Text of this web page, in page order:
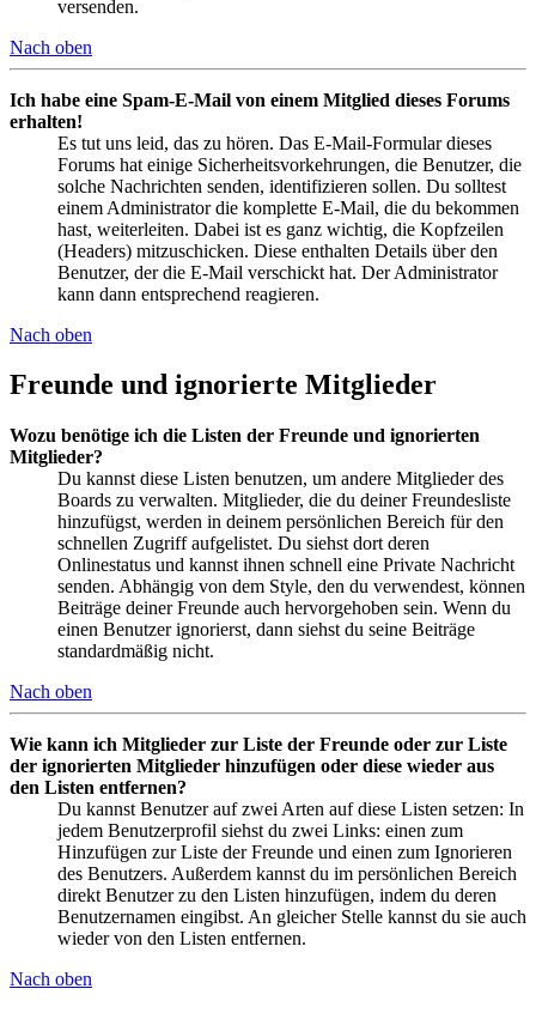
versenden.
Nach oben
Ich habe eine Spam-E-Mail von einem Mitglied dieses Forums
erhalten!
Es tut uns leid, das zu hören. Das E-Mail-Formular dieses
Forums hat einige Sicherheitsvorkehrungen, die Benutzer, die
solche Nachrichten senden, identifizieren sollen. Du solltest
einem Administrator die komplette E-Mail, die du bekommen
hast, weiterleiten. Dabei ist es ganz wichtig, die Kopfzeilen
(Headers) mitzuschicken. Diese enthalten Details über den
Benutzer, der die E-Mail verschickt hat. Der Administrator
kann dann entsprechend reagieren.
Nach oben
Freunde und ignorierte Mitglieder
Wozu benötige ich die Listen der Freunde und ignorierten
Mitglieder?
Du kannst diese Listen benutzen, um andere Mitglieder des
Boards zu verwalten. Mitglieder, die du deiner Freundesliste
hinzufügst, werden in deinem persönlichen Bereich für den
schnellen Zugriff aufgelistet. Du siehst dort deren
Onlinestatus und kannst ihnen schnell eine Private Nachricht
senden. Abhängig von dem Style, den du verwendest, können
Beiträge deiner Freunde auch hervorgehoben sein. Wenn du
einen Benutzer ignorierst, dann siehst du seine Beiträge
standardmäßig nicht.
Nach oben
Wie kann ich Mitglieder zur Liste der Freunde oder zur Liste
der ignorierten Mitglieder hinzufügen oder diese wieder aus
den Listen entfernen?
Du kannst Benutzer auf zwei Arten auf diese Listen setzen: In
jedem Benutzerprofil siehst du zwei Links: einen zum
Hinzufügen zur Liste der Freunde und einen zum Ignorieren
des Benutzers. Außerdem kannst du im persönlichen Bereich
direkt Benutzer zu den Listen hinzufügen, indem du deren
Benutzernamen eingibst. An gleicher Stelle kannst du sie auch
wieder von den Listen entfernen.
Nach oben